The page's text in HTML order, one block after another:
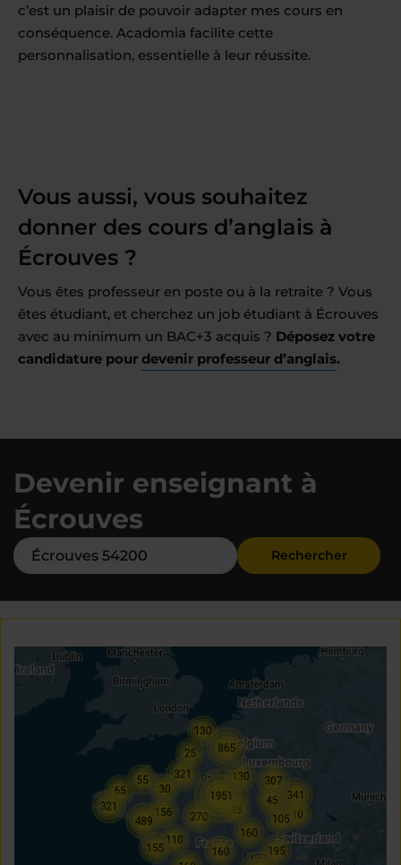
c’est un plaisir de pouvoir adapter mes cours en
conséquence. Acadomia facilite cette
personnalisation, essentielle à leur réussite.
Vous aussi, vous souhaitez
donner des cours d’anglais à
Écrouves ?
Vous êtes professeur en poste ou à la retraite ? Vous
êtes étudiant, et cherchez un job étudiant à Écrouves
avec au minimum un BAC+3 acquis ? Déposez votre
candidature pour devenir professeur d’anglais.
Devenir enseignant à
Écrouves
Rechercher